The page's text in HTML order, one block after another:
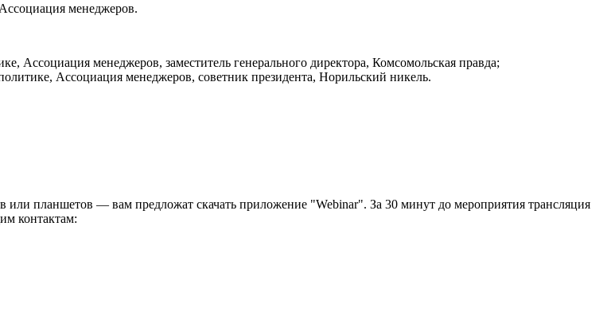
менеджеров.
менеджеров, заместитель генерального директора, Комсомольская правда;
Ассоциация менеджеров, советник президента, Норильский никель.
планшетов — вам предложат скачать приложение "Webinar". За 30 минут до мероприятия трансляция
контактам: